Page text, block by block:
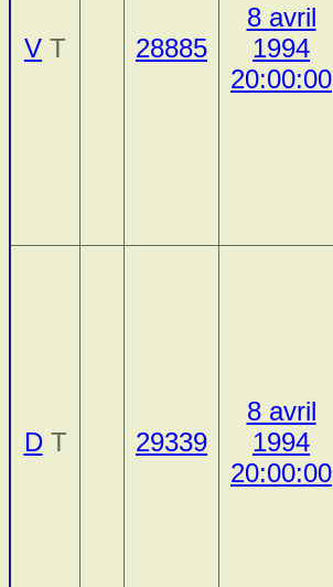
V T 28885
8 avril
1994
20:00:00
DT 29339
8 avril
1994
20:00:00